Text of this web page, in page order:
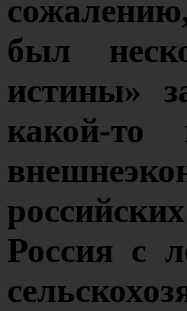
был
истины»
какой-то
Россия с